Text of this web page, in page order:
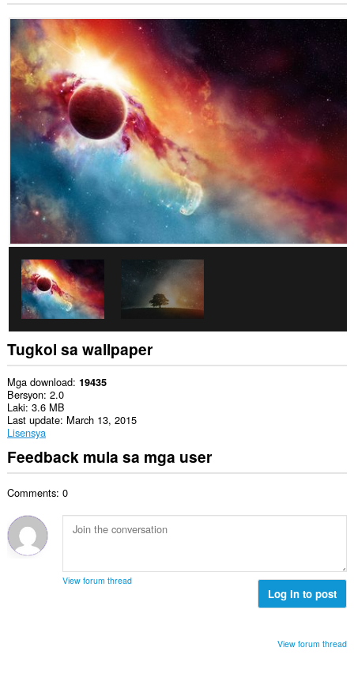
Tugkol sa wallpaper
Mga download 19435
Bersyon 2.0
Laki 3.6 MB
Last update March 13, 2015
Lisensya
Feedback mula sa mga user
Comments: 0
View forum thread
Log in to post
View forum thread